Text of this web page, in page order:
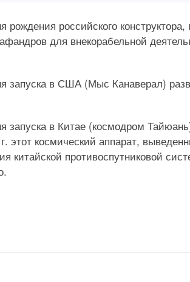
рождения российского
для внекорабельной
запуска в США (Мыс Канаверал)
запуска в Китае (космодром
этот космический аппарат,
китайской противоспутниковой